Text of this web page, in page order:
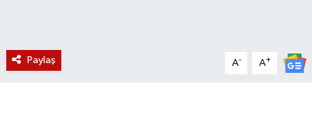
Paylaş A- A+